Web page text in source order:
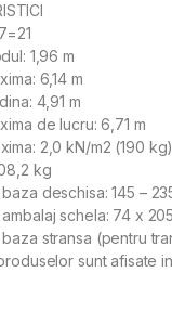
1,96 m
6,14 m
4,91 m
de lucru: 6,71 m
2,0 kN/m2 (190 kg)
kg
deschisa: 145 –
schela: 74 x
baza stransa (pentru
sunt afisate